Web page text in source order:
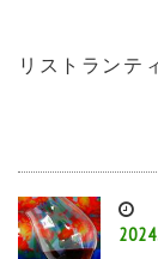
リストラン